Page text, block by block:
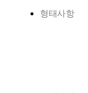
형태사항